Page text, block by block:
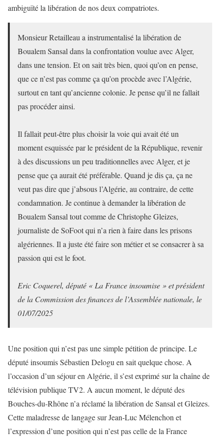
ambiguïté la libération de nos deux compatriotes.
Monsieur Retailleau a instrumentalisé la libération de
Boualem Sansal dans la confrontation voulue avec Alger,
dans une tension. Et on sait très bien, quoi qu’on en pense,
que ce n’est pas comme ça qu’on procède avec l’Algérie,
surtout en tant qu’ancienne colonie. Je pense qu’il ne fallait
pas procéder ainsi.
Il fallait peut-être plus choisir la voie qui avait été un
moment esquissée par le président de la République, revenir
à des discussions un peu traditionnelles avec Alger, et je
pense que ça aurait été préférable. Quand je dis ça, ça ne
veut pas dire que j’absous l’Algérie, au contraire, de cette
condamnation. Je continue à demander la libération de
Boualem Sansal tout comme de Christophe Gleizes,
journaliste de SoFoot qui n’a rien à faire dans les prisons
algériennes. Il a juste été faire son métier et se consacrer à sa
passion qui est le foot.
Eric Coquerel, député « La France insoumise » et président
de la Commission des finances de l’Assemblée nationale, le
01/07/2025
Une position qui n’est pas une simple pétition de principe. Le
député insoumis Sébastien Delogu en sait quelque chose. A
l’occasion d’un séjour en Algérie, il s’est exprimé sur la chaîne de
télévision publique TV2. A aucun moment, le député des
Bouches-du-Rhône n’a réclamé la libération de Sansal et Gleizes.
Cette maladresse de langage sur Jean-Luc Mélenchon et
l’expression d’une position qui n’est pas celle de la France